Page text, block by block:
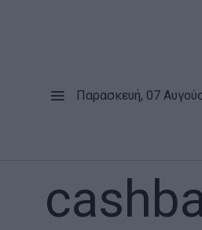
Παρασκευή, 07